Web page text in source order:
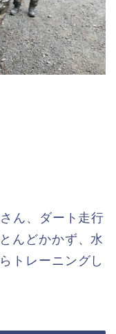
ん、ダート走行
んどかかず、水
トレーニングし